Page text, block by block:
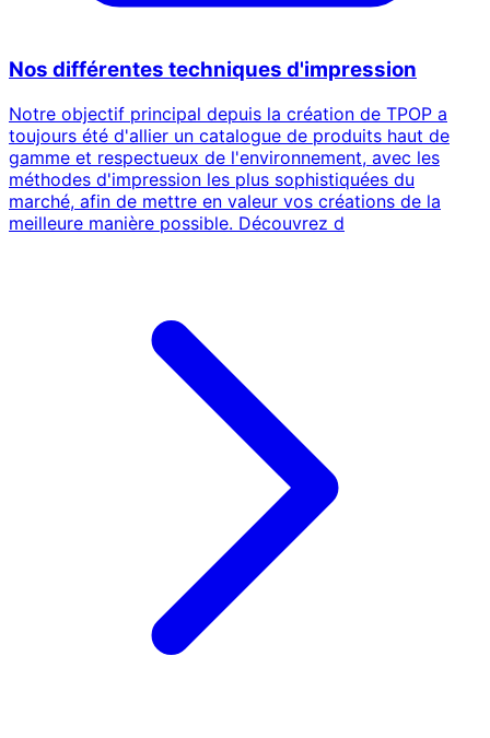
Nos différentes techniques d'impression
Notre objectif principal depuis la création de TPOP a
toujours été d'allier un catalogue de produits haut de
gamme et respectueux de l'environnement, avec les
méthodes d'impression les plus sophistiquées du
marché, afin de mettre en valeur vos créations de la
meilleure manière possible. Découvrez d